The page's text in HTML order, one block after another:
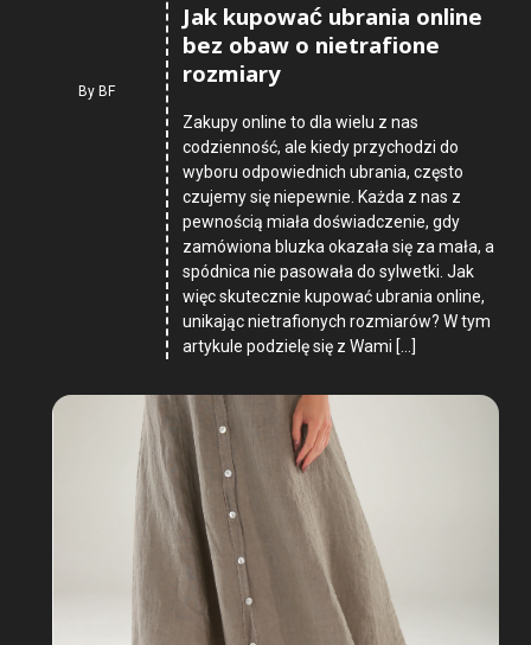
ByBF
Jak kupować ubrania online
bez obaw o nietrafione
rozmiary
Zakupy online to dla wielu z nas
codzienność, ale kiedy przychodzi do
wyboru odpowiednich ubrania, często
czujemy się niepewnie. Każda z nas z
pewnością miała doświadczenie, gdy
zamówiona bluzka okazała się za mała, a
spódnica nie pasowała do sylwetki. Jak
więc skutecznie kupować ubrania online,
unikając nietrafionych rozmiarów? W tym
artykule podzielę się z Wami […]